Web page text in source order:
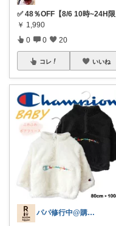
✅ 48％OFF【8/6 10時~24H限
￥ 1,990
0 0 20
コレ いいね
パパ修行中@購入ありがとうございます！